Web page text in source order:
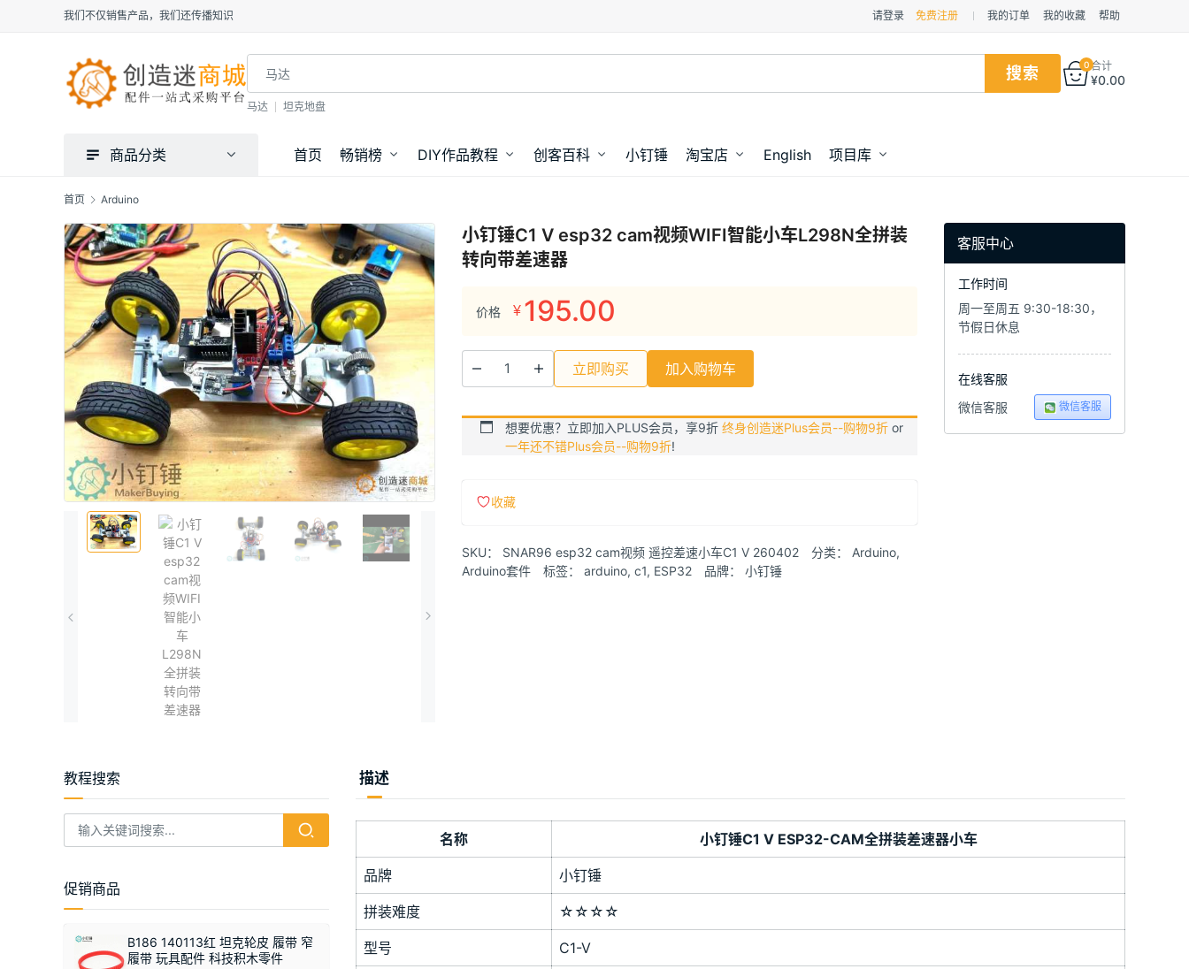
我们不仅销售产品，我们还传播知识 请登录 免费注册 我的订单 我的收藏 帮助
马达 坦克地盘
0合计
¥0.00
商品分类 首页 畅销榜 DIY作品教程 创客百科 小钉锤 淘宝店 English 项目库
首页 Arduino
小钉锤C1 V esp32 cam视频WIFI智能小车L298N全拼装
转向带差速器
价格 ¥ 195.00
立即购买 加入购物车
想要优惠？立即加入PLUS会员，享9折 终身创造迷Plus会员--购物9折 or
一年还不错Plus会员--购物9折!
收藏
SKU： SNAR96 esp32 cam视频 遥控差速小车C1 V 260402 分类： Arduino,
Arduino套件
标签： arduino, c1, ESP32 品牌： 小钉锤
客服中心
工作时间
周一至周五 9:30-18:30，
节假日休息
在线客服
微信客服
微信客服
描述
名称 小钉锤C1 V ESP32-CAM全拼装差速器小车
品牌 小钉锤
拼装难度 ☆☆☆☆
型号 C1-V
教程搜索
促销商品
B186 140113红 坦克轮皮 履带 窄
履带 玩具配件 科技积木零件